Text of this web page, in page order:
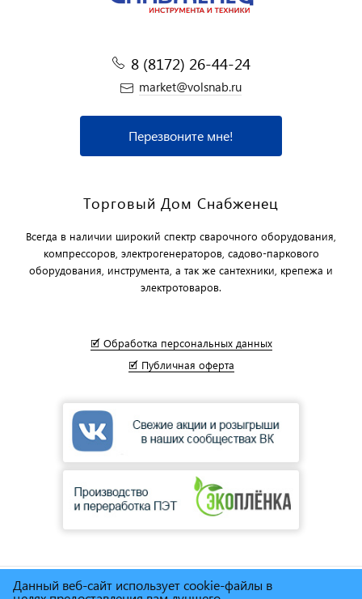
8 (8172) 26-44-24
market@volsnab.ru
Перезвоните мне!
Торговый Дом Снабженец
Всегда в наличии широкий спектр сварочного оборудования,
компрессоров, электрогенераторов, садово-паркового
оборудования, инструмента, а так же сантехники, крепежа и
электротоваров.
🗹 Обработка персональных данных
🗹 Публичная оферта
© Сеть магазинов инструмента и техники"Торговый дом
Данный веб-сайт использует cookie-файлы в